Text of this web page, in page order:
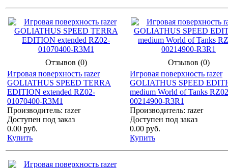
Отзывов (0)
Игровая поверхность razer
GOLIATHUS SPEED TERRA
EDITION extended RZ02-
01070400-R3M1
Производитель: razer
Доступен под заказ
0.00 руб.
Купить
Отзывов (0)
Игровая поверхность razer
GOLIATHUS SPEED
medium World of Tanks
00214900-R3R1
Производитель: razer
Доступен под заказ
0.00 руб.
Купить